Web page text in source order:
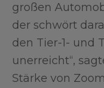
großen
der schwört
den Tier-1- und
unerreicht“,
Stärke von